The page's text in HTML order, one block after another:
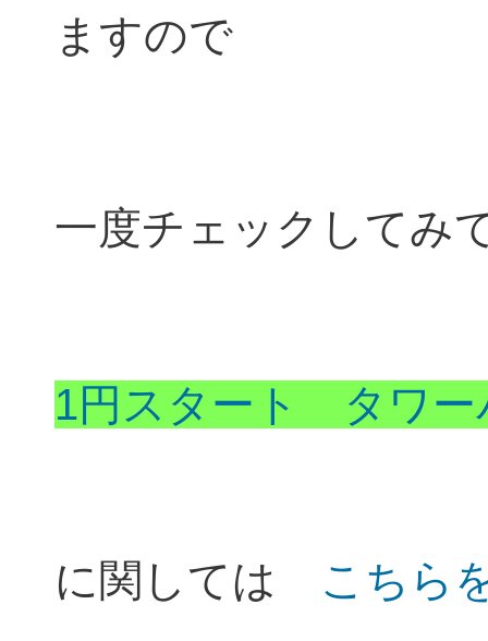
ますので
一度チェックして
1円スタート タワー
に関しては こちら